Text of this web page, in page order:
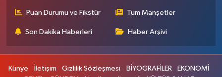
Puan Durumu ve Fikstür Tüm Manşetler
Son Dakika Haberleri Haber Arşivi
Künye İletişim Gizlilik Sözleşmesi BİYOGRAFİLER
EKONOMİ